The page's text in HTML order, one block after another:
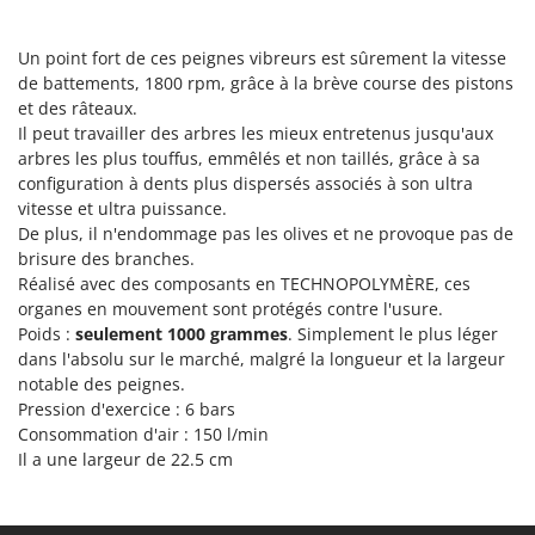
Sécateurs électriques à batterie
Sécateurs et Échenilloirs manuels
Sécateurs pneumatiques
Semoirs et Épandeurs d'engrais
Socs pour tracteur
Souffleurs aspirateurs pour Feuilles
Soufreuses - Poudreuses à dos
Soufreuses - Poudreuses pour tracteur
T
Taille-haies
Taille-haies à bras pour tracteur
Tarières
Italyco
ITM
J JOLLY ITALIA
K
KAAZ
Karcher
Kasco
Kemper
Keter
KitchenAid
Komo
Un point fort de ces peignes vibreurs est sûrement la vitesse
de battements, 1800 rpm, grâce à la brève course des pistons
et des râteaux.
Il peut travailler des arbres les mieux entretenus jusqu'aux
arbres les plus touffus, emmêlés et non taillés, grâce à sa
configuration à dents plus dispersés associés à son ultra
vitesse et ultra puissance.
De plus, il n'endommage pas les olives et ne provoque pas de
brisure des branches.
Réalisé avec des composants en TECHNOPOLYMÈRE, ces
organes en mouvement sont protégés contre l'usure.
Poids : seulement 1000 grammes. Simplement le plus léger
dans l'absolu sur le marché, malgré la longueur et la largeur
notable des peignes.
Pression d'exercice : 6 bars
Consommation d'air : 150 l/min
Il a une largeur de 22.5 cm